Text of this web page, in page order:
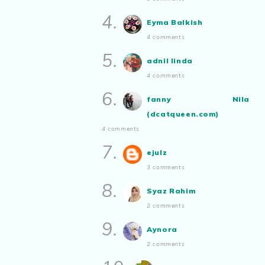
Malaysian.. tunjukkan bakatmu!”
4. Eyma Balkish
4 comments
5. adnil linda
4 comments
6.
fanny Nila
(dcatqueen.com)
4 comments
7. ejulz
3 comments
8. Syaz Rahim
2 comments
9. Aynora
2 comments